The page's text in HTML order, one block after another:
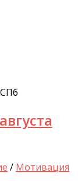
/ Мотивация